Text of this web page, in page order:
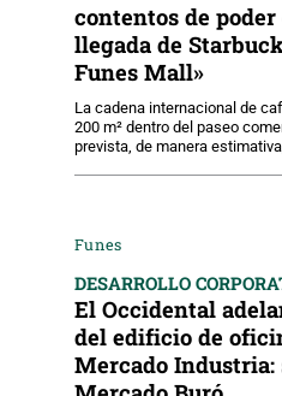
contentos de
llegada de
Funes Mall»
La cadena internacional de
200 m² dentro del paseo
prevista, de manera
Funes
DESARROLLO
El Occidental
del edificio de
Mercado Industria: